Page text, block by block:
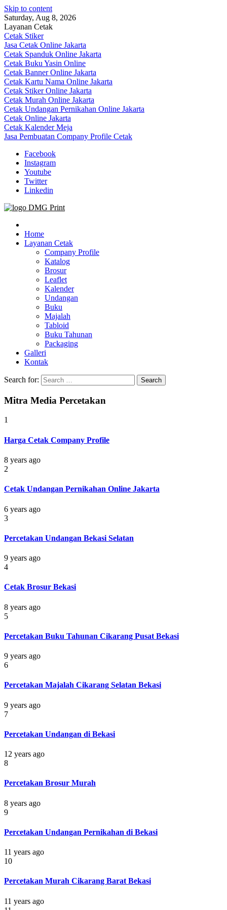
Skip to content
Saturday, Aug 8, 2026
Layanan Cetak
Cetak Stiker
Jasa Cetak Online Jakarta
Cetak Spanduk Online Jakarta
Cetak Buku Yasin Online
Cetak Banner Online Jakarta
Cetak Kartu Nama Online Jakarta
Cetak Stiker Online Jakarta
Cetak Murah Online Jakarta
Cetak Undangan Pernikahan Online Jakarta
Cetak Online Jakarta
Cetak Kalender Meja
Jasa Pembuatan Company Profile Cetak
Facebook
Instagram
Youtube
Twitter
Linkedin
Jasa Cetak Online DMG Printing
Home
Layanan Cetak
Company Profile
Katalog
Brosur
Leaflet
Kalender
Undangan
Buku
Majalah
Tabloid
Buku Tahunan
Packaging
Galleri
Kontak
Search for:
Mitra Media Percetakan
1
Harga Cetak Company Profile
8 years ago
2
Cetak Undangan Pernikahan Online Jakarta
6 years ago
3
Percetakan Undangan Bekasi Selatan
9 years ago
4
Cetak Brosur Bekasi
8 years ago
5
Percetakan Buku Tahunan Cikarang Pusat Bekasi
9 years ago
6
Percetakan Majalah Cikarang Selatan Bekasi
9 years ago
7
Percetakan Undangan di Bekasi
12 years ago
8
Percetakan Brosur Murah
8 years ago
9
Percetakan Undangan Pernikahan di Bekasi
11 years ago
10
Percetakan Murah Cikarang Barat Bekasi
11 years ago